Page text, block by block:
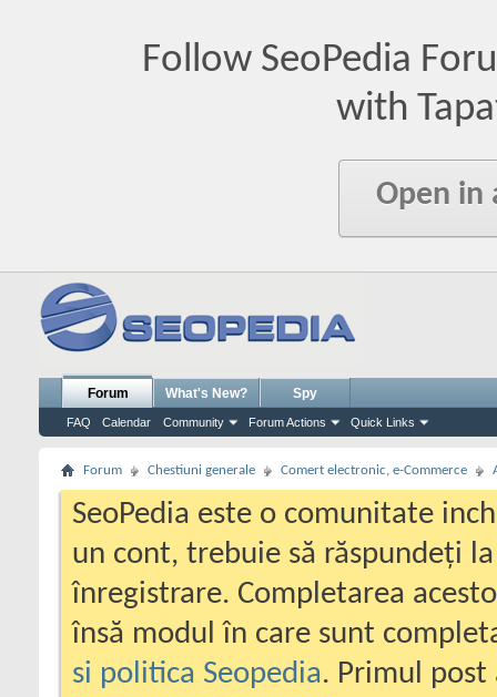
Follow SeoPedia
with
Open in
Forum
FAQ Calendar Community Forum Actions Quick Links
What's New? Spy
Forum Chestiuni generale Comert electronic, e-Commerce
SeoPedia este o comunitate
un cont, trebuie să răspundeți
înregistrare. Completarea
însă modul în care sunt
si politica Seopedia. Primul